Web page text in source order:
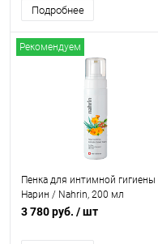
Подробнее
Рекомендуем
Пенка для интимной гигиены
Нарин / Nahrin, 200 мл
3 780 руб. / шт